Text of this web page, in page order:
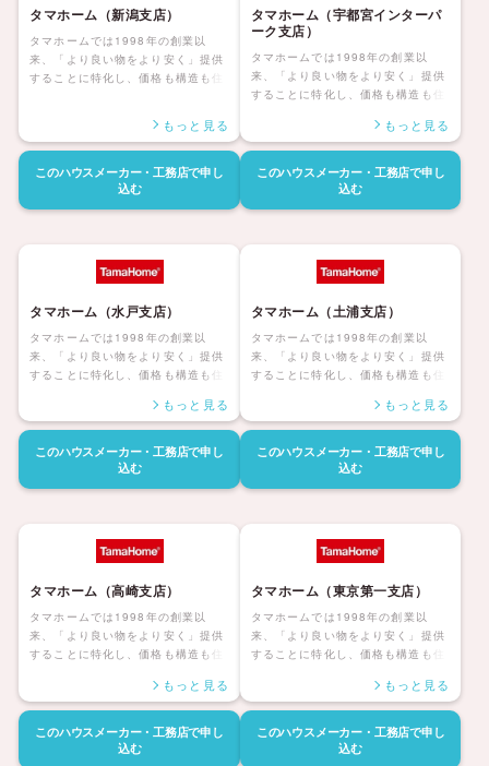
タマホーム（新潟支店）
タマホームでは1998年の創業以
来、「より良い物をより安く」提供
することに特化し、価格も構造も住
ています。災害にも強く家族みんな
が健康で安心して暮らせる家、アフ
ターサポートも自社社員にて対応し
長期保証も付帯しているタマホーム
の住宅は日本全国に「ハッピーライ
ます。
もっと見る
このハウスメーカー・工務店で申し
込む
タマホーム（宇都宮インターパ
ーク支店）
タマホームでは1998年の創業以
来、「より良い物をより安く」提供
することに特化し、価格も構造も住
る「大安心の家シリーズ」を展開し
ています。災害にも強く家族みんな
が健康で安心して暮らせる家、アフ
ターサポートも自社社員にて対応し
フ、ハッピーホーム」を展開してい
もっと見る
このハウスメーカー・工務店で申し
込む
タマホーム（水戸支店）
タマホームでは1998年の創業以
来、「より良い物をより安く」提供
することに特化し、価格も構造も住
る「大安心の家シリーズ」を展開し
ています。災害にも強く家族みんな
が健康で安心して暮らせる家、アフ
ターサポートも自社社員にて対応し
フ、ハッピーホーム」を展開してい
もっと見る
このハウスメーカー・工務店で申し
込む
タマホーム（土浦支店）
タマホームでは1998年の創業以
来、「より良い物をより安く」提供
することに特化し、価格も構造も住
る「大安心の家シリーズ」を展開し
ています。災害にも強く家族みんな
が健康で安心して暮らせる家、アフ
ターサポートも自社社員にて対応し
フ、ハッピーホーム」を展開してい
もっと見る
このハウスメーカー・工務店で申し
込む
タマホーム（高崎支店）
タマホームでは1998年の創業以
来、「より良い物をより安く」提供
することに特化し、価格も構造も住
る「大安心の家シリーズ」を展開し
ています。災害にも強く家族みんな
が健康で安心して暮らせる家、アフ
ターサポートも自社社員にて対応し
もっと見る
このハウスメーカー・工務店で申し
込む
タマホーム（東京第一支店）
タマホームでは1998年の創業以
来、「より良い物をより安く」提供
することに特化し、価格も構造も住
る「大安心の家シリーズ」を展開し
ています。災害にも強く家族みんな
が健康で安心して暮らせる家、アフ
ターサポートも自社社員にて対応し
もっと見る
このハウスメーカー・工務店で申し
込む